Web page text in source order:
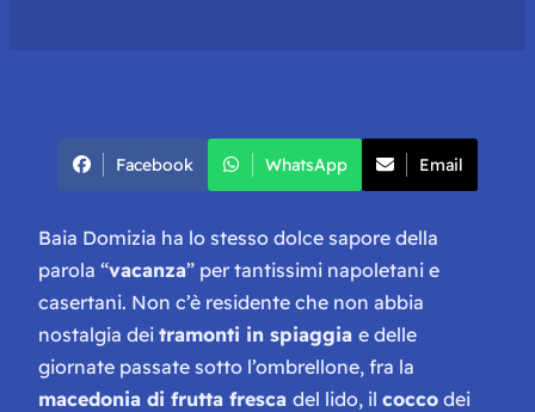
Facebook WhatsApp Email
Baia Domizia ha lo stesso dolce sapore della
parola “vacanza” per tantissimi napoletani e
casertani. Non c’è residente che non abbia
nostalgia dei tramonti in spiaggia e delle
giornate passate sotto l’ombrellone, fra la
macedonia di frutta fresca del lido, il cocco dei